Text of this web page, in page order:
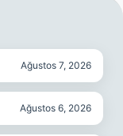
Ağustos 7, 2026
Ağustos 6, 2026